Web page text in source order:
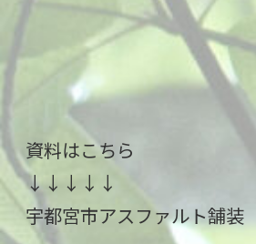
資料はこちら
↓↓↓↓↓
宇都宮市アスファルト舗装